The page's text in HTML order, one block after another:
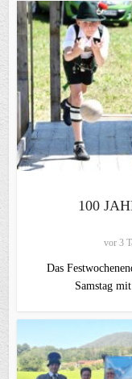
100
vor 3
Das
Samstag